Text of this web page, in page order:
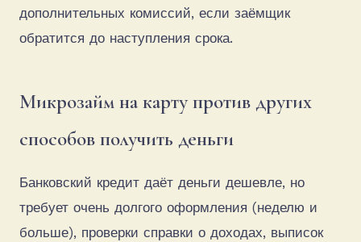
дополнительных комиссий, если заёмщик
обратится до наступления срока.
Микрозайм на карту против других
способов получить деньги
Банковский кредит даёт деньги дешевле, но
требует очень долгого оформления (неделю и
больше), проверки справки о доходах, выписок